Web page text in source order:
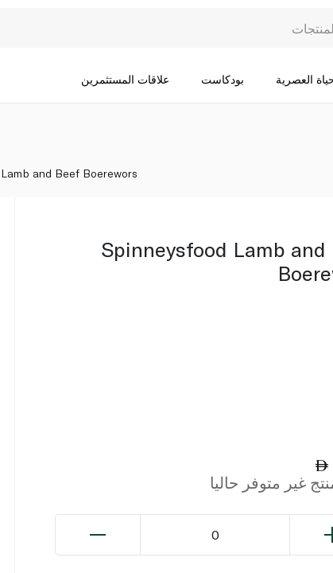
العصرية بودكاست علاقات المستثمرين
and Beef Boerewors
Spinneysfood Lamb and
غير متوفر حاليا
0